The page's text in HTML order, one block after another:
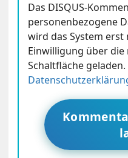
Das DISQUS-
personenbezogene
wird das System
Einwilligung über
Schaltfläche